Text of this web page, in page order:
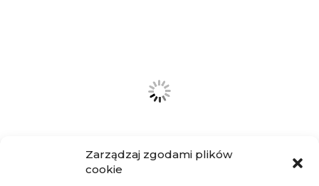
Zarządzaj zgodami plików
cookie